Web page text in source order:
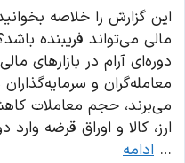
این گزارش را خلاصه
مالی می‌تواند فریبنده
دوره‌ای آرام در بازارهای
معامله‌گران و
می‌برند، حجم معاملات
ارز، کالا و اوراق قرضه
… ادامه